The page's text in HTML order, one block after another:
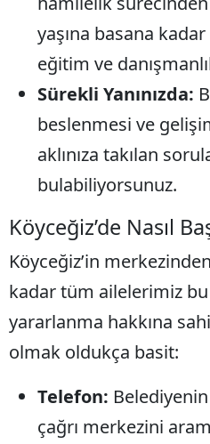
yaşına basana
eğitim ve
Sürekli Yanınızda:
beslenmesi ve
aklınıza takılan
bulabiliyorsunuz.
​Köyceğiz’de Nasıl
​Köyceğiz’in
kadar tüm ailelerimiz
yararlanma hakkına
olmak oldukça basit:
Telefon: Belediyenin
çağrı merkezini